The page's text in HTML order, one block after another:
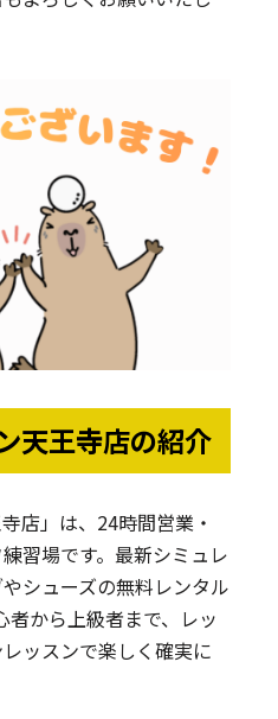
天王寺店の紹介
店」は、24時間営業・
習場です。最新シミュレ
シューズの無料レンタル
者から上級者まで、レッ
ッスンで楽しく確実に